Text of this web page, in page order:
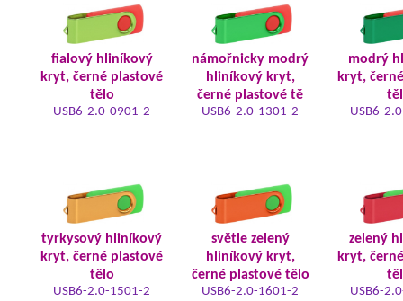
fialový hliníkový
kryt, černé plastové
tělo
USB6-2.0-0901-2
námořnicky modrý
hliníkový kryt,
černé plastové tě
USB6-2.0-1301-2
modrý
kryt,
USB6-
tyrkysový hliníkový
kryt, černé plastové
tělo
USB6-2.0-1501-2
světle zelený
hliníkový kryt,
černé plastové tělo
USB6-2.0-1601-2
zelený
kryt,
USB6-